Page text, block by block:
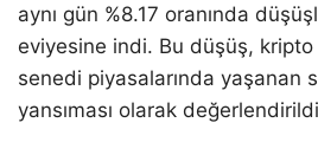
aynı gün %8.17 oranında
eviyesine indi. Bu düşüş,
senedi piyasalarında yaşanan
yansıması olarak